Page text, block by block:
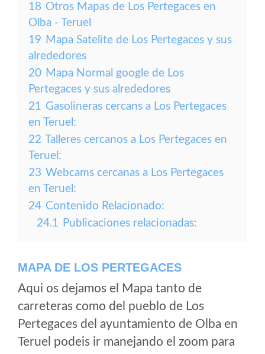
18 Otros Mapas de Los Pertegaces en
Olba - Teruel
19 Mapa Satelite de Los Pertegaces y sus
alrededores
20 Mapa Normal google de Los
Pertegaces y sus alrededores
21 Gasolineras cercans a Los Pertegaces
en Teruel:
22 Talleres cercanos a Los Pertegaces en
Teruel:
23 Webcams cercanas a Los Pertegaces
en Teruel:
24 Contenido Relacionado:
24.1 Publicaciones relacionadas:
MAPA DE LOS PERTEGACES
Aqui os dejamos el Mapa tanto de
carreteras como del pueblo de Los
Pertegaces del ayuntamiento de Olba en
Teruel podeis ir manejando el zoom para